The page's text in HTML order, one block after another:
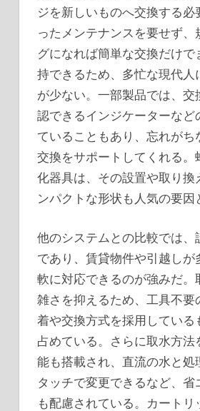
ジを新しいものへ交換する必
ったメンテナンスを要せず、
グになれば簡単な交換だけで
持できるため、多忙な現代人
が少ない。一部製品では、交
認できるインジケーターなど
ていることもあり、忘れがち
交換をサポートしてくれる。
化器具は、その設置や取り換
ンパクトな形状も人気の要因
他のシステムとの比較では、
であり、賃貸物件や引越しが
軟に対応できるのが強みだ。
雑さを抑えるため、工具不要
着や交換方式を採用している
占めている。さらに取水方法
能も搭載され、直流の水と処
タッチで変更できるなど、省
も配慮されている。カートリ